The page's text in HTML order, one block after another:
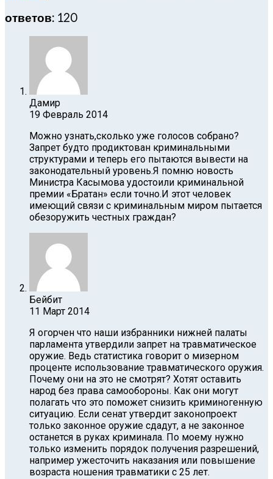
ответов: 120
Дамир
19 Февраль 2014
Можно узнать,сколько уже голосов собрано?
Запрет будто продиктован криминальными
структурами и теперь его пытаются вывести на
законодательный уровень.Я помню новость
Министра Касымова удостоили криминальной
премии «Братан» если точно.И этот человек
имеющий связи с криминальным миром пытается
обезоружить честных граждан?
Бейбит
11 Март 2014
Я огорчен что наши избранники нижней палаты
парламента утвердили запрет на травматическое
оружие. Ведь статистика говорит о мизерном
проценте использование травматического оружия.
Почему они на это не смотрят? Хотят оставить
народ без права самообороны. Как они могут
полагать что это поможет снизить криминогенную
ситуацию. Если сенат утвердит законопроект
только законное оружие сдадут, а не законное
останется в руках криминала. По моему нужно
только изменить порядок получения разрешений,
например ужесточить наказания или повышение
возраста ношения травматики с 25 лет.